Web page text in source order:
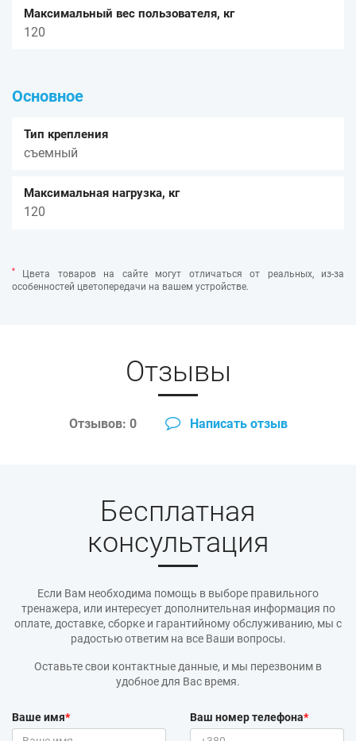
Максимальный вес пользователя, кг
120
Основное
Тип крепления
съемный
Максимальная нагрузка, кг
120
*
Цвета товаров на сайте могут отличаться от реальных, из-за
особенностей цветопередачи на вашем устройстве.
Отзывы
Отзывов: 0 Написать отзыв
Бесплатная
консультация
Если Вам необходима помощь в выборе правильного
тренажера, или интересует дополнительная информация по
оплате, доставке, сборке и гарантийному обслуживанию, мы с
радостью ответим на все Ваши вопросы.
Оставьте свои контактные данные, и мы перезвоним в
удобное для Вас время.
Ваше имя* Ваш номер телефона*